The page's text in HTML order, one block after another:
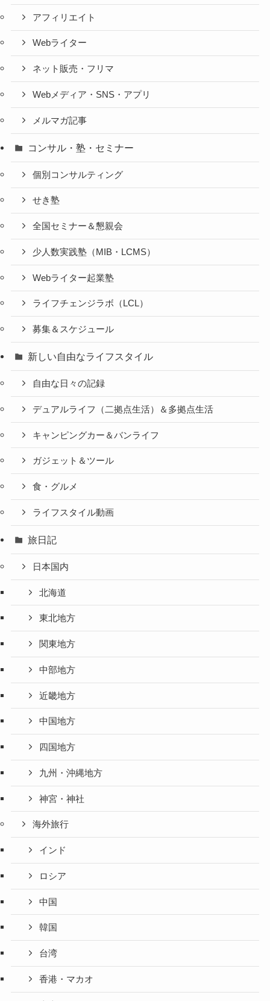
アフィリエイト
Webライター
ネット販売・フリマ
Webメディア・SNS・アプリ
メルマガ記事
コンサル・塾・セミナー
個別コンサルティング
せき塾
全国セミナー＆懇親会
少人数実践塾（MIB・LCMS）
Webライター起業塾
ライフチェンジラボ（LCL）
募集＆スケジュール
新しい自由なライフスタイル
自由な日々の記録
デュアルライフ（二拠点生活）＆多拠点生活
キャンピングカー＆バンライフ
ガジェット＆ツール
食・グルメ
ライフスタイル動画
旅日記
日本国内
北海道
東北地方
関東地方
中部地方
近畿地方
中国地方
四国地方
九州・沖縄地方
神宮・神社
海外旅行
インド
ロシア
中国
韓国
台湾
香港・マカオ